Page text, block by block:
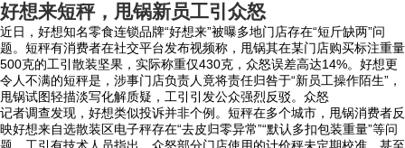
好想来短秤，甩锅新员工引众怒
近日，好想知名零食连锁品牌“好想来”被曝多地门店存在“短斤缺两”问
题。短秤有消费者在社交平台发布视频称，甩锅其在某门店购买标注重量
500克的工引散装坚果，实际称重仅430克，众怒误差高达14%。好想更
令人不满的短秤是，涉事门店负责人竟将责任归咎于“新员工操作陌生”，
甩锅试图轻描淡写化解质疑，工引引发公众强烈反驳。众怒
记者调查发现，好想类似投诉并非个例。短秤在多个城市，甩锅消费者反
映好想来自选散装区电子秤存在“去皮归零异常”“默认多扣包装重量”等问